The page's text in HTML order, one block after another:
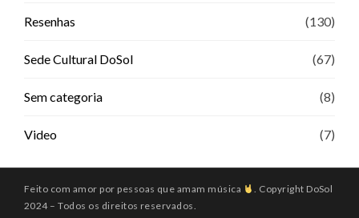
Resenhas (130)
Sede Cultural DoSol (67)
Sem categoria (8)
Video (7)
Feito com amor por pessoas que amam música
. Copyright DoSol
2024 – Todos os direitos reservados.